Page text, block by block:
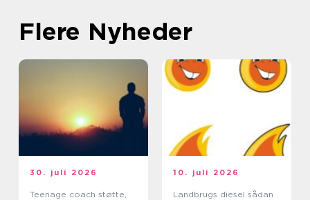
Flere Nyheder
30. juli 2026
Teenage coach støtte,
10. juli 2026
Landbrugs diesel sådan